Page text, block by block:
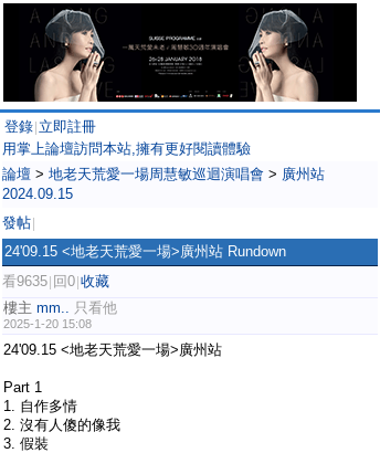
登錄 立即註冊
用掌上論壇訪問本站,擁有更好閱讀體驗
論壇 > 地老天荒愛一場周慧敏巡迴演唱會 > 廣州站
2024.09.15
發帖
24'09.15 <地老天荒愛一場>廣州站 Rundown
看9635 回0 收藏
樓主 mm.. 只看他
2025-1-20 15:08
24'09.15 <地老天荒愛一場>廣州站
Part 1
1. 自作多情
2. 沒有人傻的像我
3. 假裝